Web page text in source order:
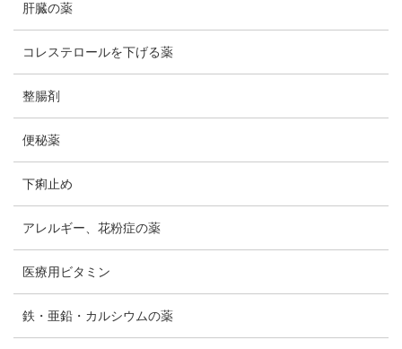
肝臓の薬
コレステロールを下げる薬
整腸剤
便秘薬
下痢止め
アレルギー、花粉症の薬
医療用ビタミン
鉄・亜鉛・カルシウムの薬